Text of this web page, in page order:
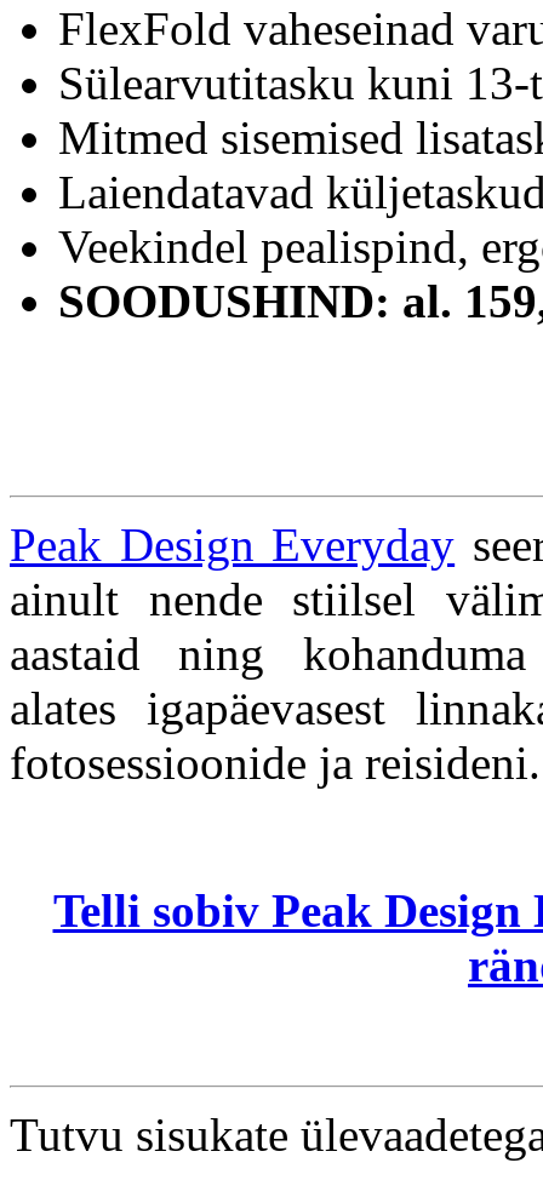
FlexFold vaheseinad
Sülearvutitasku kuni 13-
Mitmed sisemised
Laiendatavad
Veekindel pealispind,
SOODUSHIND: al.
Peak Design Everyday
ainult nende stiilsel
aastaid ning kohanduma
alates igapäevasest
fotosessioonide ja reisideni.
Telli sobiv Peak
Tutvu sisukate